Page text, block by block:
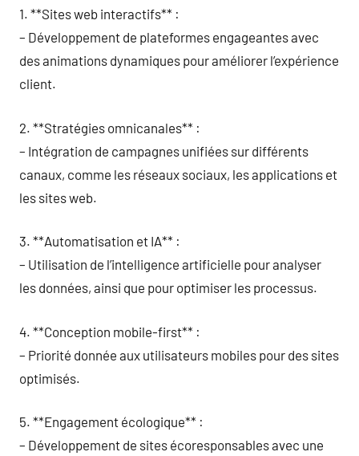
1. **Sites web interactifs** :
– Développement de plateformes engageantes avec
des animations dynamiques pour améliorer l’expérience
client.
2. **Stratégies omnicanales** :
– Intégration de campagnes unifiées sur différents
canaux, comme les réseaux sociaux, les applications et
les sites web.
3. **Automatisation et IA** :
– Utilisation de l’intelligence artificielle pour analyser
les données, ainsi que pour optimiser les processus.
4. **Conception mobile-first** :
– Priorité donnée aux utilisateurs mobiles pour des sites
optimisés.
5. **Engagement écologique** :
– Développement de sites écoresponsables avec une